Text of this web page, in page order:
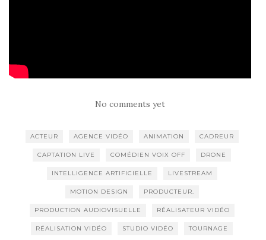
No comments yet
ACTEUR AGENCE VIDÉO ANIMATION CADREUR
CAPTATION LIVE COMÉDIEN VOIX OFF DRONE
INTELLIGENCE ARTIFICIELLE LIVESTREAM
MOTION DESIGN PRODUCTEUR.
PRODUCTION AUDIOVISUELLE RÉALISATEUR VIDÉO
RÉALISATION VIDÉO STUDIO VIDÉO TOURNAGE